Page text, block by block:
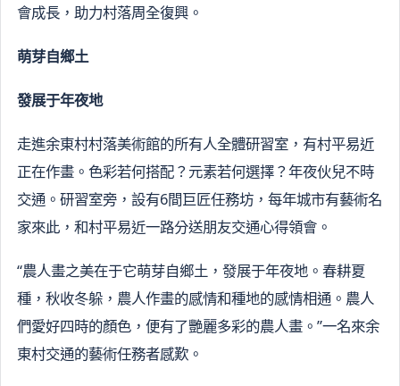
會成長，助力村落周全復興。
萌芽自鄉土
發展于年夜地
走進余東村村落美術館的所有人全體研習室，有村平易近
正在作畫。色彩若何搭配？元素若何選擇？年夜伙兒不時
交通。研習室旁，設有6間巨匠任務坊，每年城市有藝術名
家來此，和村平易近一路分送朋友交通心得領會。
“農人畫之美在于它萌芽自鄉土，發展于年夜地。春耕夏
種，秋收冬躲，農人作畫的感情和種地的感情相通。農人
們愛好四時的顏色，便有了艷麗多彩的農人畫。”一名來余
東村交通的藝術任務者感歎。